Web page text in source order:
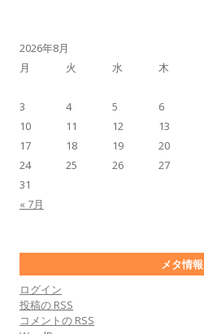
2026年8月
月
火 水 木
« 7月
3
4 5 6
10
11 12 13
17
18 19 20
24
25 26 27
31
メタ情報
ログイン
投稿の RSS
コメントの RSS